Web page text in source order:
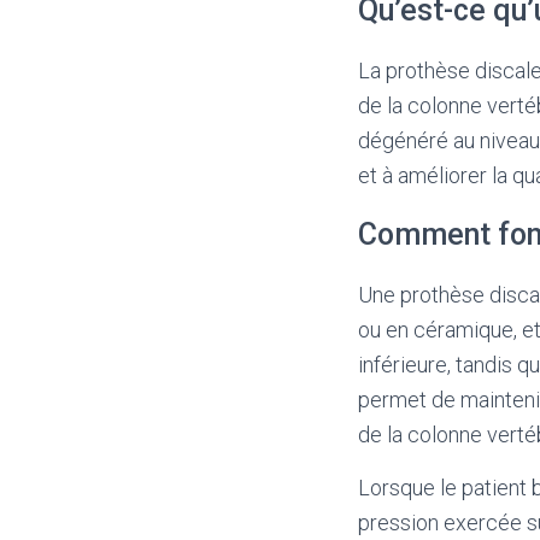
Qu’est-ce
La prothèse
de la colonne
dégénéré au
et à améliorer la
Comment
Une prothèse
ou en céramique,
inférieure, tandis
permet de
de la colonne
Lorsque le patient
pression exercée